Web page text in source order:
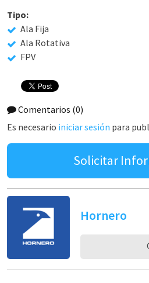
Tipo:
Ala Fija
Ala Rotativa
FPV
Comentarios (0)
Es necesario iniciar sesión para
Solicitar
Hornero